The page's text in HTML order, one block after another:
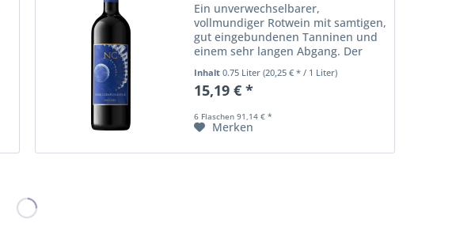
Ein unverwechselbarer,
vollmundiger Rotwein mit samtigen,
gut eingebundenen Tanninen und
einem sehr langen Abgang. Der
wunderbar sanfte Merlot schlägt
eine schöne Brücke zwischen den
erdigen Noten des Sangiovese und
Inhalt 0.75 Liter (20,25 € * / 1 Liter)
15,19 € *
6 Flaschen 91,14 € *
Merken